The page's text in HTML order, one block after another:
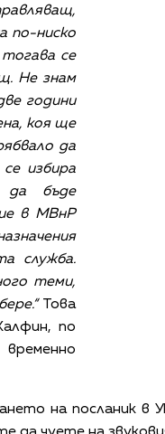
по-ниско
се
Не знам
години
коя ще
да
избира
да бъде
в МВнР
служба.
теми,
Това
по
на посланик в